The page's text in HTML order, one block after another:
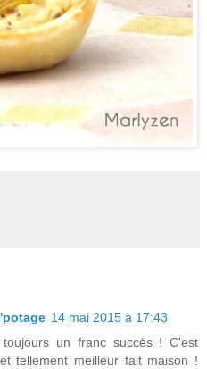
14 mai 2015 à 17:43
un franc succès ! C'est
tellement meilleur fait maison !